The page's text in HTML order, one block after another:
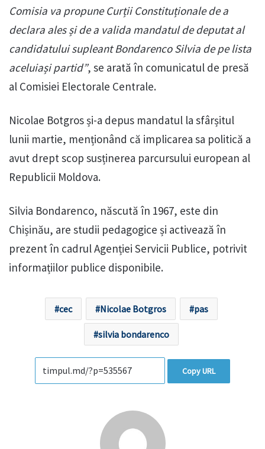
Comisia va propune Curții Constituționale de a
declara ales și de a valida mandatul de deputat al
candidatului supleant Bondarenco Silvia de pe lista
aceluiași partid”, se arată în comunicatul de presă
al Comisiei Electorale Centrale.
Nicolae Botgros și-a depus mandatul la sfârșitul
lunii martie, menționând că implicarea sa politică a
avut drept scop susținerea parcursului european al
Republicii Moldova.
Silvia Bondarenco, născută în 1967, este din
Chișinău, are studii pedagogice și activează în
prezent în cadrul Agenției Servicii Publice, potrivit
informațiilor publice disponibile.
cec Nicolae Botgros pas
silvia bondarenco
Copy URL